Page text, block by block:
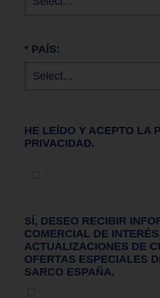
* PAÍS:
HE LEÍDO Y ACEPTO LA
PRIVACIDAD.
SÍ, DESEO RECIBIR
COMERCIAL DE
ACTUALIZACIONES DE
OFERTAS ESPECIALES
SARCO ESPAÑA.